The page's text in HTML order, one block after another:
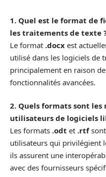
1. Quel est le format de
les traitements de texte
Le format .docx est
utilisé dans les logiciels de
principalement en raison
fonctionnalités avancées.
2. Quels formats sont
utilisateurs de logiciels
Les formats .odt et .rtfsont
utilisateurs qui privilégient
ils assurent une
avec des fournisseurs